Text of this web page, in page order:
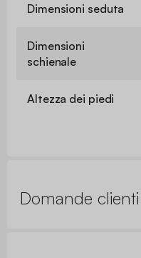
Dimensioni seduta
Dimensioni
schienale
Altezza dei piedi
Domande clienti